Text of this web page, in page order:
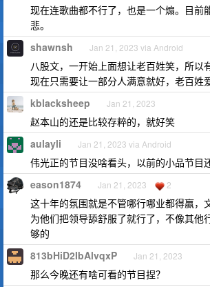
现在连歌曲都不行了，也是一个煽。目前
悲。
shawnsh Jan 21, 2023 via Android
八股文，一开始上面想让老百姓笑，所以
现在只需要让一部分人满意就好，老百姓
kblacksheep Jan 21, 2023
赵本山的还是比较存粹的，就好笑
aulayli Jan 21, 2023 via Android
伟光正的节目没啥看头，以前的小品节目
eason1874 Jan 21, 2023 2
这十年的氛围就是不管哪行哪业都得赢，
为他们把领导舔舒服了就行了，不像其他
够的
813bHiD2IbAlvqxP Jan 21, 2023
那么今晚还有啥可看的节目捏？